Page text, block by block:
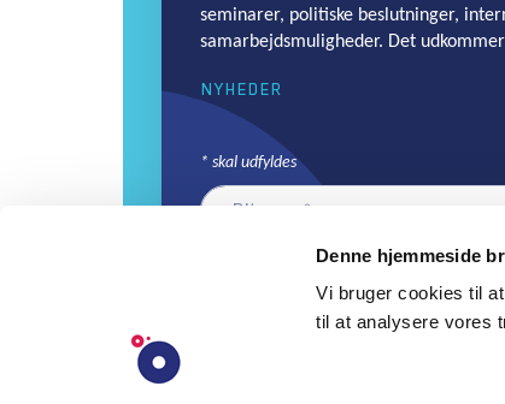
Denne hjemmeside
Vi bruger cookies til
til at analysere vores
seminarer, politiske beslutninger,
samarbejdsmuligheder. Det
NYHEDER
* skal udfyldes